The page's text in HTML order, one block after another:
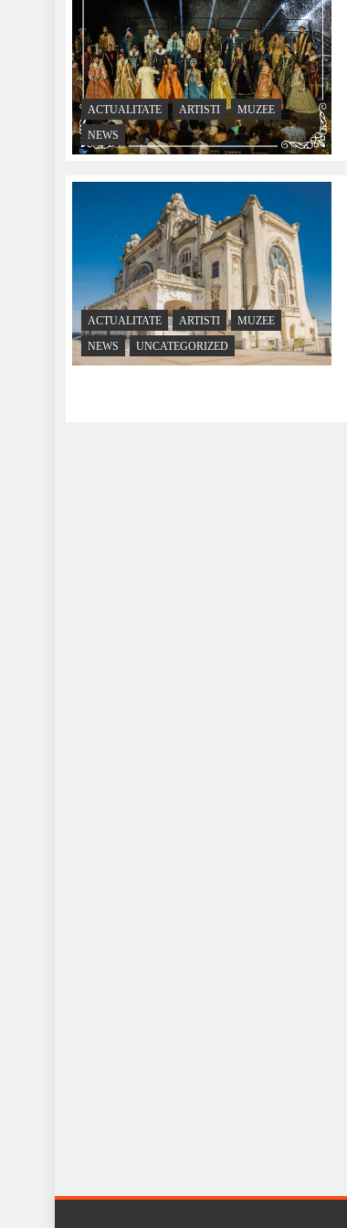
ACTUALITATE ARTISTI
MUZEE
NEWS
ACTUALITATE ARTISTI
MUZEE
NEWS
UNCATEGORIZED